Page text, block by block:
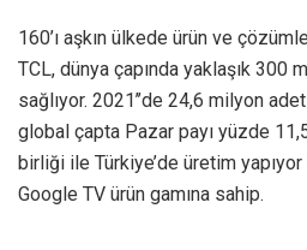
160’ı aşkın ülkede ürün ve
TCL, dünya çapında yaklaşık 300
sağlıyor. 2021’’de 24,6 milyon
global çapta Pazar payı yüzde
birliği ile Türkiye’de üretim
Google TV ürün gamına sahip.